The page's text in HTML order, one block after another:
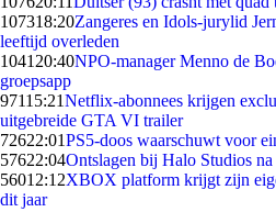
107318:20Zangeres en Idols-jurylid
leeftijd overleden
1041 20:40NPO-manager Menno de
groepsapp
97115:21Netflix-abonnees krijgen
uitgebreide GTA VI trailer
72622:01PS5-doos waarschuwt voor
57622:04Ontslagen bij Halo Studios
56012:12XBOX platform krijgt zijn
dit jaar